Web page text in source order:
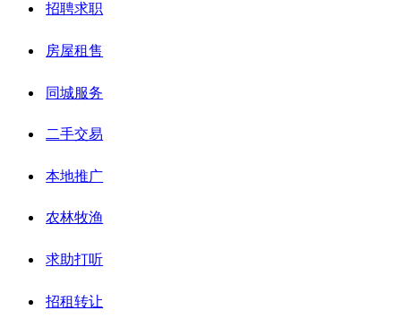
招聘求职
房屋租售
同城服务
二手交易
本地推广
农林牧渔
求助打听
招租转让